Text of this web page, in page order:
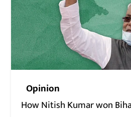
Opinion
How Nitish Kumar won